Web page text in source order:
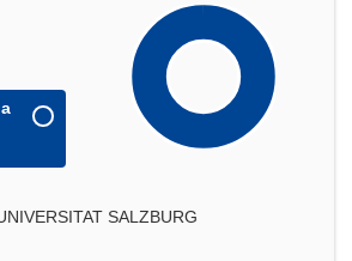
SALZBURG